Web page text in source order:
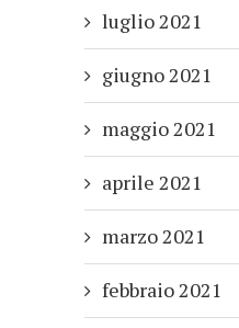
luglio 2021
giugno 2021
maggio 2021
aprile 2021
marzo 2021
febbraio 2021